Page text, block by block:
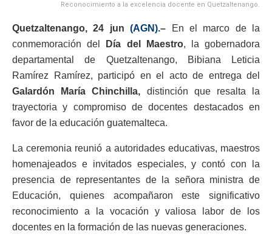
Reconocimiento a la excelencia docente en Quetzaltenango.
Quetzaltenango, 24 jun(AGN).– En el marco de la
conmemoración del
Día del Maestro, la gobernadora
departamental de Quetzaltenango, Bibiana Leticia
Ramírez Ramírez, participó en el acto de entrega del
Galardón María Chinchilla, distinción que resalta la
trayectoria y compromiso de docentes destacados en
favor de la educación guatemalteca.
La ceremonia reunió a autoridades educativas, maestros
homenajeados e invitados especiales, y contó con la
presencia de representantes de la señora ministra de
Educación, quienes acompañaron este significativo
reconocimiento a la vocación y valiosa labor de los
docentes en la formación de las nuevas generaciones.